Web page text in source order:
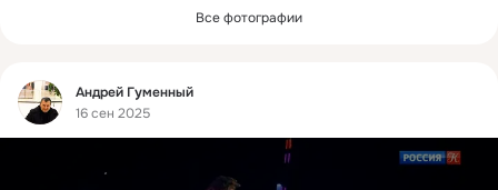
Все фотографии
Фид
Андрей Гуменный
16 сен 2025